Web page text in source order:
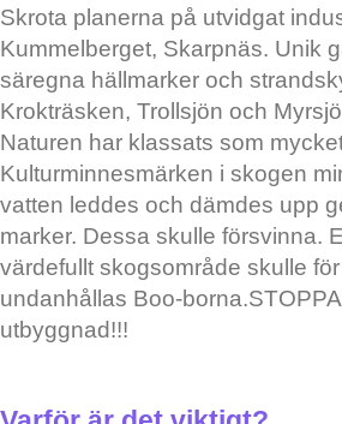
Skrota planerna på utvidgat
Kummelberget, Skarpnäs. Unik
säregna hällmarker och
Krokträsken, Trollsjön och
Naturen har klassats som
Kulturminnesmärken i skogen
vatten leddes och dämdes upp
marker. Dessa skulle försvinna.
värdefullt skogsområde skulle
undanhållas Boo-
utbyggnad!!!